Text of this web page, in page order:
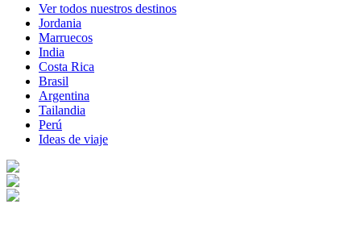
Ver todos nuestros destinos
Jordania
Marruecos
India
Costa Rica
Brasil
Argentina
Tailandia
Perú
Ideas de viaje